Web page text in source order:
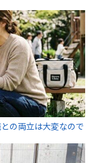
の両立は大変なので